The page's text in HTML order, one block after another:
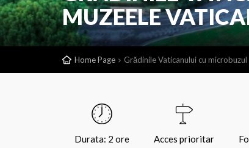
MUZEELE
Home Page Grădinile Vaticanului cu
Durata: 2 ore Acces prioritar